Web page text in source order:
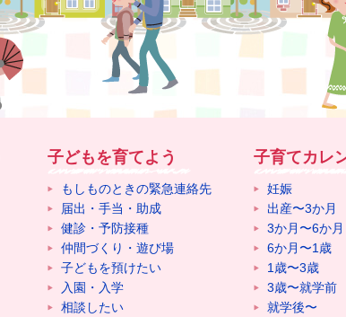
子どもを育てよう
もしものときの緊急連絡先
届出・手当・助成
健診・予防接種
仲間づくり・遊び場
子どもを預けたい
入園・入学
相談したい
子育てカレ
妊娠
出産〜3か月
3か月〜6か月
6か月〜1歳
1歳〜3歳
3歳〜就学前
就学後〜